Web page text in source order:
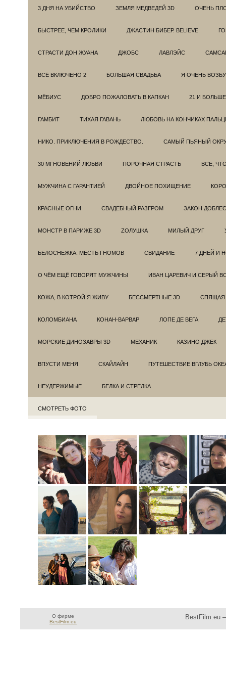
3 ДНЯ НА УБИЙСТВО ЗЕМЛЯ МЕДВЕДЕЙ 3D ОЧЕНЬ
БЫСТРЕЕ, ЧЕМ КРОЛИКИ ДЖАСТИН БИБЕР. BELIEVE
СТРАСТИ ДОН ЖУАНА ДЖОБС ЛАВЛЭЙС
ВСЁ ВКЛЮЧЕНО 2 БОЛЬШАЯ СВАДЬБА Я ОЧЕНЬ
МЁБИУС ДОБРО ПОЖАЛОВАТЬ В КАПКАН 21 И БОЛЬШЕ
ГАМБИТ ТИХАЯ ГАВАНЬ ЛЮБОВЬ НА КОНЧИКАХ
НИКО. ПРИКЛЮЧЕНИЯ В РОЖДЕСТВО. САМЫЙ ПЬЯНЫЙ
30 МГНОВЕНИЙ ЛЮБВИ ПОРОЧНАЯ СТРАСТЬ ВСЁ,
МУЖЧИНА С ГАРАНТИЕЙ ДВОЙНОЕ ПОХИЩЕНИЕ
КРАСНЫЕ ОГНИ СВАДЕБНЫЙ РАЗГРОМ ЗАКОН
МОНСТР В ПАРИЖЕ 3D ZОЛУШКА МИЛЫЙ ДРУГ
БЕЛОСНЕЖКА: МЕСТЬ ГНОМОВ СВИДАНИЕ 7 ДНЕЙ И
О ЧЁМ ЕЩЁ ГОВОРЯТ МУЖЧИНЫ ИВАН ЦАРЕВИЧ И СЕРЫЙ
КОЖА, В КОТРОЙ Я ЖИВУ БЕССМЕРТНЫЕ 3D СПЯЩАЯ
КОЛОМБИАНА КОНАН-ВАРВАР ЛОПЕ ДЕ ВЕГА
МОРСКИЕ ДИНОЗАВРЫ 3D МЕХАНИК КАЗИНО ДЖЕК
ВПУСТИ МЕНЯ СКАЙЛАЙН ПУТЕШЕСТВИЕ ВГЛУБЬ
НЕУДЕРЖИМЫЕ БЕЛКА И СТРЕЛКА
СМОТРЕТЬ ФОТО
О фирме
BestFilm.eu
BestFilm.eu